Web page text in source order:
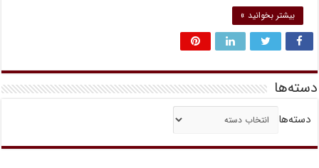
بیشتر بخوانید »
دسته‌ها
دسته‌ها